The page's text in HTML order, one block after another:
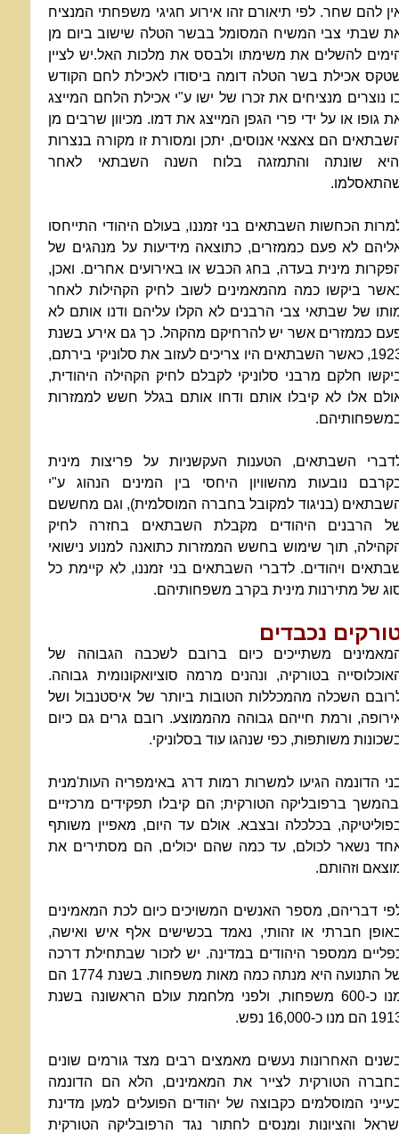
להם שחר. לפי תיאורם זהו אירוע חגיגי משפחתי המנציח
שבתי צבי המשיח המסומל בבשר הטלה שישוב ביום מן
להשלים את משימתו ולבסס את מלכות האל.יש לציין
אכילת בשר הטלה דומה ביסודו לאכילת לחם הקודש
נוצרים מנציחים את זכרו של ישו ע"י אכילת הלחם המייצג
גופו או על ידי פרי הגפן המייצג את דמו. מכיוון שרבים מן
הם צאצאי אנוסים, יתכן ומסורת זו מקורה בנצרות
שונתה והתמזגה בלוח השנה השבתאי לאחר
הכחשות השבתאים בני זמננו, בעולם היהודי התייחסו
לא פעם כממזרים, כתוצאה מידיעות על מנהגים של
מינית בעדה, בחג הכבש או באירועים אחרים. ואכן,
ביקשו כמה מהמאמינים לשוב לחיק הקהילות לאחר
של שבתאי צבי הרבנים לא הקלו עליהם ודנו אותם לא
כממזרים אשר יש להרחיקם מהקהל. כך גם אירע בשנת
1923, כאשר השבתאים היו צריכים לעזוב את סלוניקי בירתם,
חלקם מרבני סלוניקי לקבלם לחיק הקהילה היהודית,
אלו לא קיבלו אותם ודחו אותם בגלל חשש לממזרות
השבתאים, הטענות העקשניות על פריצות מינית
נובעות מהשוויון היחסי בין המינים הנהוג ע"י
(בניגוד למקובל בחברה המוסלמית), וגם מחששם
הרבנים היהודים מקבלת השבתאים בחזרה לחיק
תוך שימוש בחשש הממזרות כתואנה למנוע נישואי
ויהודים. לדברי השבתאים בני זמננו, לא קיימת כל
של מתירנות מינית בקרב משפחותיהם.
נכבדים
משתייכים כיום ברובם לשכבה הגבוהה של
בטורקיה, ונהנים מרמה סוציואקונומית גבוהה.
השכלה מהמכללות הטובות ביותר של איסטנבול ושל
ורמת חייהם גבוהה מהממוצע. רובם גרים גם כיום
משותפות, כפי שנהגו עוד בסלוניקי.
הדונמה הגיעו למשרות רמות דרג באימפריה העות'מנית
ברפובליקה הטורקית; הם קיבלו תפקידים מרכזיים
בכלכלה ובצבא. אולם עד היום, מאפיין משותף
נשאר לכולם, עד כמה שהם יכולים, הם מסתירים את
וזהותם.
דבריהם, מספר האנשים המשויכים כיום לכת המאמינים
חברתי או זהותי, נאמד בכשישים אלף איש ואישה,
ממספר היהודים במדינה. יש לזכור שבתחילת דרכה
של התנועה היא מנתה כמה מאות משפחות. בשנת 1774 הם
מנו כ-600 משפחות, ולפני מלחמת עולם הראשונה בשנת
הם מנו כ-16,000 נפש.
האחרונות נעשים מאמצים רבים מצד גורמים שונים
הטורקית לצייר את המאמינים, הלא הם הדונמה
המוסלמים כקבוצה של יהודים הפועלים למען מדינת
והציונות ומנסים לחתור נגד הרפובליקה הטורקית